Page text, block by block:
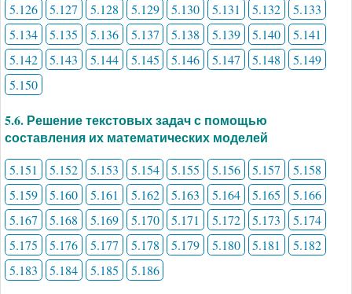
5.126 5.127 5.128 5.129 5.130 5.131 5.132
5.133
5.134
5.135 5.136 5.137 5.138 5.139 5.140
5.141
5.142
5.143 5.144 5.145 5.146 5.147 5.148
5.149
5.150
5.6. Решение текстовых задач с помощью
составления их математических моделей
5.151 5.152 5.153 5.154 5.155 5.156 5.157
5.158
5.159
5.160 5.161 5.162 5.163 5.164 5.165
5.166
5.167
5.168 5.169 5.170 5.171 5.172 5.173
5.174
5.175
5.176 5.177 5.178 5.179 5.180 5.181
5.182
5.183
5.184 5.185 5.186